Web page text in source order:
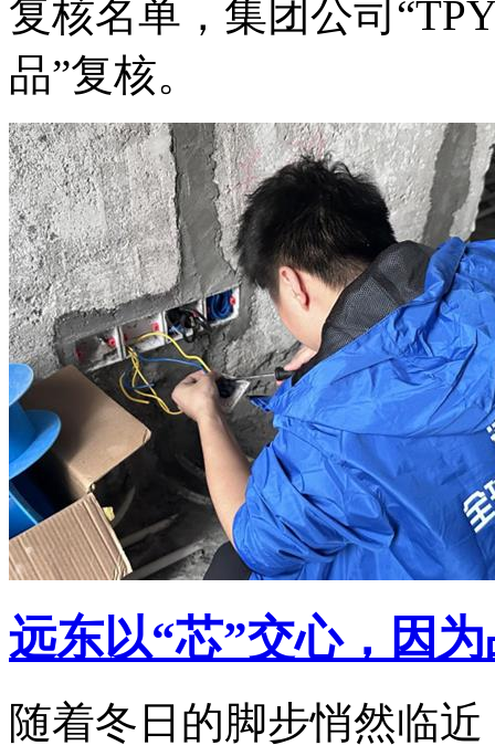
复核名单，集团公司
品”复核。
远东以“芯”交心，因
随着冬日的脚步悄然临